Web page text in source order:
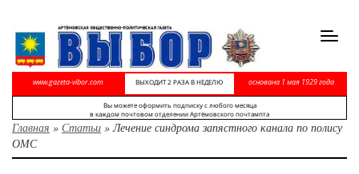
www.gazeta-vibor.com ВЫХОДИТ 2 РАЗА В НЕДЕЛЮ основана 1 мая 1929 года
Вы можете оформить подписку с любого месяца
в каждом почтовом отделении Артёмовского почтампта
Главная » Статьи »Лечение синдрома запястного канала по полису
ОМС